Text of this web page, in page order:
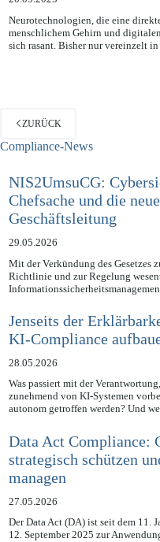
Neurotechnologien, die eine
menschlichem Gehirn und
sich rasant. Bisher nur vereinzelt in
ZURÜCK
Compliance-News
NIS2UmsuCG:
Chefsache und die
Geschäftsleitung
29.05.2026
Mit der Verkündung des Gesetzes
Richtlinie und zur Regelung
Jenseits der
KI-Compliance
28.05.2026
Was passiert mit der
zunehmend von KI-Systemen
autonom getroffen werden? Und
Data Act Compliance:
strategisch schützen
managen
27.05.2026
Der Data Act (DA) ist seit dem 11.
12. September 2025 zur